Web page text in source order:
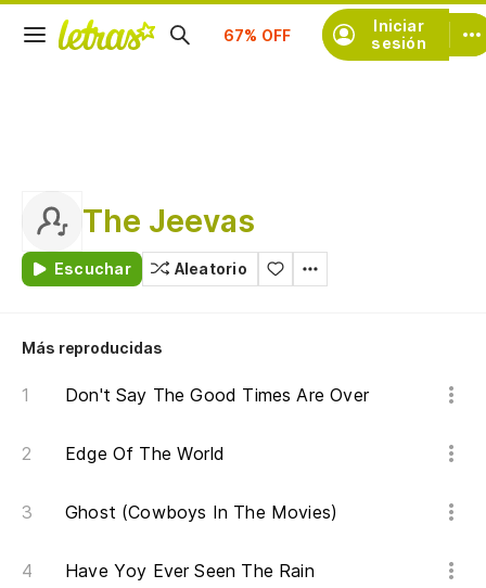
Iniciar
sesión
Suscríbete
The Jeevas
Escuchar Aleatorio
Más reproducidas
Don't Say The Good Times Are Over
Edge Of The World
Ghost (Cowboys In The Movies)
Have Yoy Ever Seen The Rain